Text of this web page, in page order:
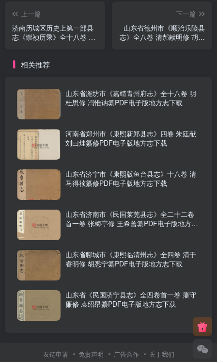
上一篇
济南历城区历史上第一部县
志《崇祯历乘》全十八卷 明
下一篇
山东省德州市《顺治乐陵县
志》全八卷 清郝献明修 胡岳
相关推荐
山东省潍坊市《嘉靖青州府志》全十八卷 明
杜思修 冯惟讷纂PDF电子版地方志下载
河南省郑州市《康熙新郑县志》四卷 朱廷献
刘曰烓纂修PDF电子版地方志下载
山东省济宁市《康熙版鱼台县志》十八卷 清
马得祯纂修PDF电子版地方志下载
山东省济南市《民国莱芜县志》全二十二卷
首一卷 张梅亭修 王希曾纂PDF电子版地方志
山东省聊城市《康熙临清州志》全四卷 清于
睿明修 胡悉宁纂PDF电子版地方志下载
山东省《民国济宁县志》全四卷首一卷 藩守
廉修 袁绍昂纂PDF电子版地方志下载
友链申请 免责声明 广告合作 关于我们